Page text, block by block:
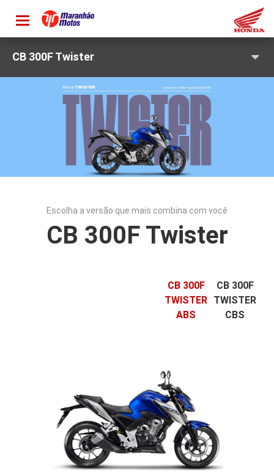
Toggle
CB 300F Twister
Escolha a versão que mais combina com você
CB 300F Twister
CB 300F
TWISTER
ABS
CB 300F
TWISTER
CBS